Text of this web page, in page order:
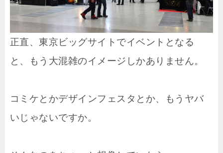
正直、東京ビッグサイトでイベントとなる
と、もう大混雑のイメージしかありません。
コミケとかデザインフェスタとか、もうヤバ
いじゃないですか。